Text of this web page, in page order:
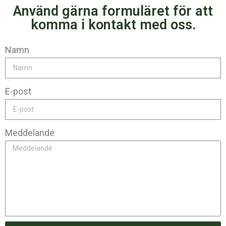
Använd gärna formuläret för att
komma i kontakt med oss.
Namn
E-post
Meddelande